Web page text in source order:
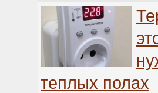
теплых полах